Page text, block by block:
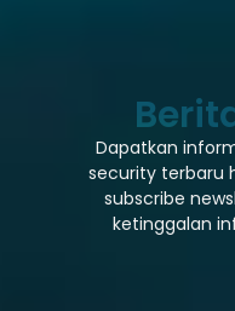
Dapatkan
security terbaru
subscribe
ketinggalan